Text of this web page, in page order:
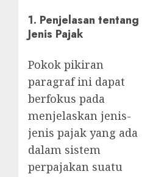
1. Penjelasan tentang
Jenis Pajak
Pokok pikiran
paragraf ini dapat
berfokus pada
menjelaskan jenis-
jenis pajak yang ada
dalam sistem
perpajakan suatu